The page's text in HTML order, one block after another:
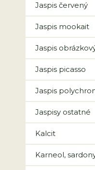
Jaspis červený
Jaspis mookait
Jaspis
Jaspis picasso
Jaspis
Jaspisy ostatné
Kalcit
Karneol,